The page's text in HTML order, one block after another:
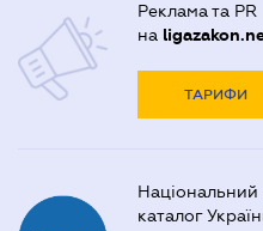
Реклама та PR
на
ТАРИФИ
каталог